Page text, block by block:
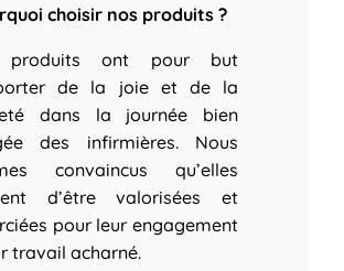
choisir nos produits ?
produits ont pour but
de la joie et de la
dans la journée bien
des infirmières. Nous
convaincus qu’elles
d’être valorisées et
pour leur engagement
travail acharné.